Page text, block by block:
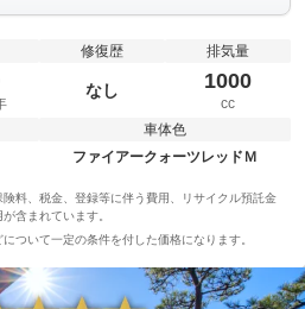
修復歴
なし
排気量
1000
cc
車体色
ファイアークォーツレッドＭ
料、税金、登録等に伴う費用、リサイクル預託金
含まれています。
ついて一定の条件を付した価格になります。